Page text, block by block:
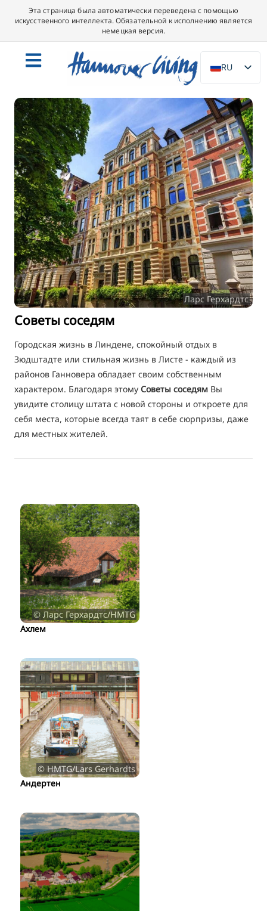
Эта страница была автоматически переведена с помощью
искусственного интеллекта. Обязательной к исполнению является
немецкая версия.
RU
DE
EN
NL
PL
ES
IT
DA
SV
FR
TR
FI
JA
BG
Ларс Герхардтс
Советы соседям
Городская жизнь в Линдене, спокойный отдых в
Зюдштадте или стильная жизнь в Листе - каждый из
районов Ганновера обладает своим собственным
характером. Благодаря этому Советы соседям Вы
увидите столицу штата с новой стороны и откроете для
себя места, которые всегда таят в себе сюрпризы, даже
для местных жителей.
© Ларс Герхардтс/HMTG
Ахлем
© HMTG/Lars Gerhardts
Андертен